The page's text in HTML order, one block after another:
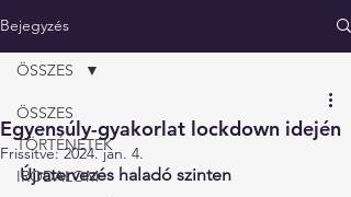
Bejegyzés
ÖSSZES
TÖRTÉNETEK
IRODALOM
ÖSSZES
Egyensúly-gyakorlat lockdown idején
Frissítve:2024. jan. 4.
Újratervezés haladó szinten